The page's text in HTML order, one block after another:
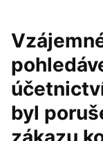
byl